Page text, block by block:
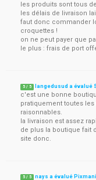
les produits sont tous
les délais de livraison
faut donc commander
croquettes !
on ne peut payer que
le plus : frais de port
5 / 5 langedusud a évalué
c'est une bonne
pratiquement toutes
raisonnables.
la livraison est assez
de plus la boutique fait
site donc.
5 / 5 nays a évalué